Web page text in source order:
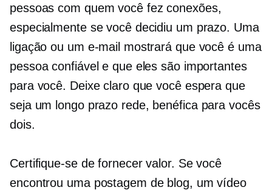
pessoas com quem você fez conexões,
especialmente se você decidiu um prazo. Uma
ligação ou um e-mail mostrará que você é uma
pessoa confiável e que eles são importantes
para você. Deixe claro que você espera que
seja um longo prazo rede, benéfica para vocês
dois.
Certifique-se de fornecer valor. Se você
encontrou uma postagem de blog, um vídeo